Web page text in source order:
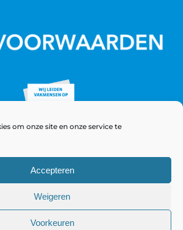
om onze site en onze service te
Accepteren
Weigeren
Voorkeuren
2021 - 2026 WeeversNieuwstad